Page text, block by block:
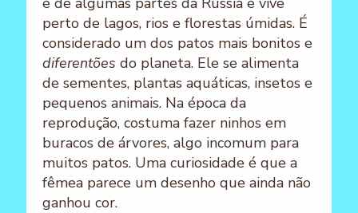
perto de lagos, rios e florestas úmidas. É
considerado um dos patos mais bonitos e
diferentões do planeta. Ele se alimenta
de sementes, plantas aquáticas, insetos e
pequenos animais. Na época da
reprodução, costuma fazer ninhos em
buracos de árvores, algo incomum para
muitos patos. Uma curiosidade é que a
fêmea parece um desenho que ainda não
ganhou cor.